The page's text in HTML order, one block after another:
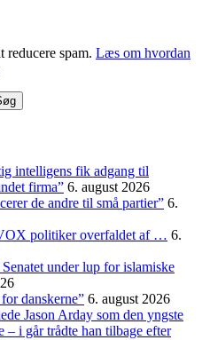
reducere spam. Læs om hvordan
intelligens fik adgang til
firma” 6. august 2026
de andre til små partier” 6.
politiker overfaldet af … 6.
under lup for islamiske
danskerne” 6. august 2026
Jason Arday som den yngste
– i går trådte han tilbage efter